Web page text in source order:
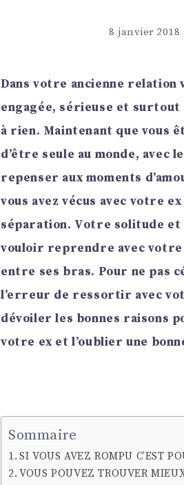
8 janvier 2018
Dans votre ancienne relation
engagée, sérieuse et surtout
à rien. Maintenant que vous
d’être seule au monde, avec
repenser aux moments
vous avez vécus avec votre
séparation. Votre solitude et
vouloir reprendre avec votre
entre ses bras. Pour ne pas
l’erreur de ressortir avec
dévoiler les bonnes raisons
votre ex et l’oublier une
Sommaire
SI VOUS AVEZ ROMPU C’EST
VOUS POUVEZ TROUVER